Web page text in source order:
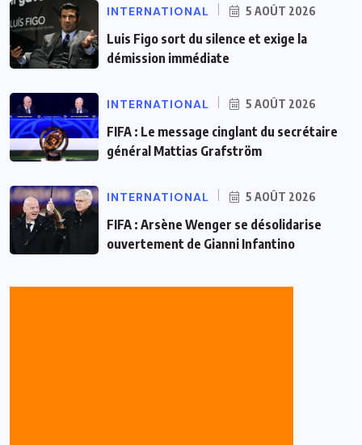
INTERNATIONAL 5 AOÛT 2026
Luis Figo sort du silence et exige la
démission immédiate
INTERNATIONAL 5 AOÛT 2026
FIFA : Le message cinglant du secrétaire
général Mattias Grafström
INTERNATIONAL 5 AOÛT 2026
FIFA : Arsène Wenger se désolidarise
ouvertement de Gianni Infantino